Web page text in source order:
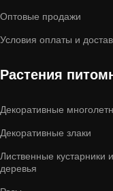
Оптовые продажи
Условия оплаты и
Растения
Декоративные
Декоративные злаки
Лиственные кустарники и
деревья